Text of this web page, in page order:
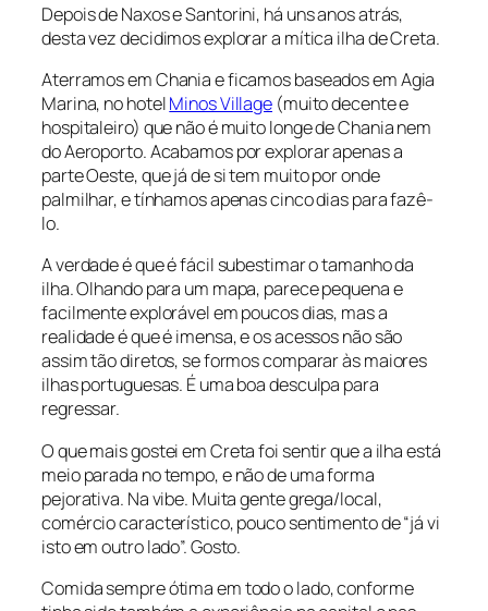
Depois de Naxos e Santorini, há uns anos atrás,
desta vez decidimos explorar a mítica ilha de Creta.
Aterramos em Chania e ficamos baseados em Agia
Marina, no hotelMinos Village (muito decente e
hospitaleiro) que não é muito longe de Chania nem
do Aeroporto. Acabamos por explorar apenas a
parte Oeste, que já de si tem muito por onde
palmilhar, e tínhamos apenas cinco dias para fazê-
lo.
A verdade é que é fácil subestimar o tamanho da
ilha. Olhando para um mapa, parece pequena e
facilmente explorável em poucos dias, mas a
realidade é que é imensa, e os acessos não são
assim tão diretos, se formos comparar às maiores
ilhas portuguesas. É uma boa desculpa para
regressar.
O que mais gostei em Creta foi sentir que a ilha está
meio parada no tempo, e não de uma forma
pejorativa. Na vibe. Muita gente grega/local,
comércio característico, pouco sentimento de “já vi
isto em outro lado”. Gosto.
Comida sempre ótima em todo o lado, conforme